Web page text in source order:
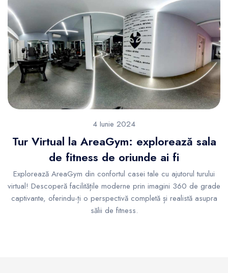
4 Iunie 2024
Tur Virtual la AreaGym: explorează sala
de fitness de oriunde ai fi
Explorează AreaGym din confortul casei tale cu ajutorul turului
virtual! Descoperă facilitățile moderne prin imagini 360 de grade
captivante, oferindu-ți o perspectivă completă și realistă asupra
sălii de fitness.